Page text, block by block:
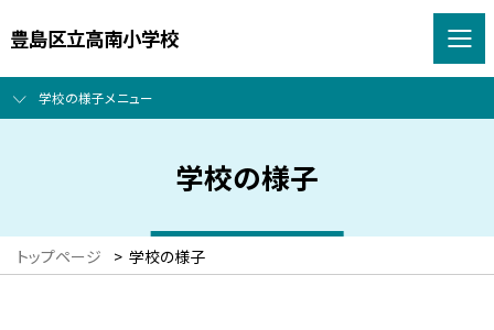
豊島区立高南小学校
学校の様子メニュー
学校の様子
トップページ > 学校の様子